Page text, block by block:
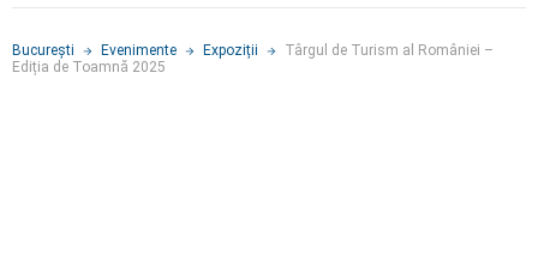
Bucureşti Evenimente Expoziții
Târgul de Turism al României –
Ediția de Toamnă 2025